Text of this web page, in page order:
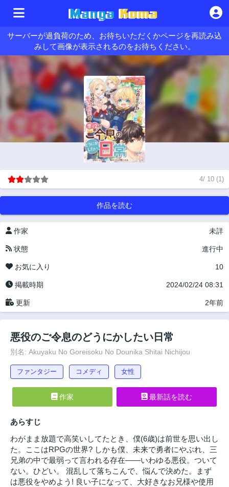
サーバーが過負荷のため、お待ちいただくかページを再読み込
みして画像が表示されるのをお待ちください。
4/ 10 (1)
作品を読む
作家 未詳
状態 進行中
お気に入り 10
掲載時期 2024/02/24 08:31
更新 2年前
悪役のご令息のどうにかしたい日常
別名: Akuyaku No Goreisoku No Dounika Shitai Nichijou
ファンタジー コメディ 女性
作家 最新話を読む
あらすじ
わがまま放題で高笑いしてたとき、僕(6歳)は前世を思い出し
た。ここはRPGの世界? しかも僕、未来で勇者にやぶれ、三
兄弟の中で最弱って言われる存在――いわゆる悪役。ついて
ない。ひどい。 混乱して落ちこんで、悩んで決めた。まず
は悪役をやめよう! 良い子になって、大好きなお兄様や使用